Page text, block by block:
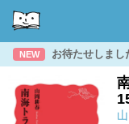
NEW お待たせしまし